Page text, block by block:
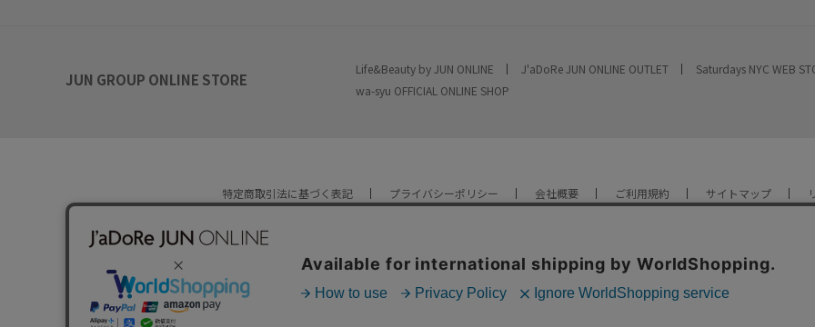
JUN GROUP ONLINE STORE
Life&Beauty by JUN ONLINE J'aDoRe JUN ONLINE OUTLET Saturdays NYC WEB
wa-syu OFFICIAL ONLINE SHOP
特定商取引法に基づく表記 プライバシーポリシー 会社概要 ご利用規約 サイトマップ